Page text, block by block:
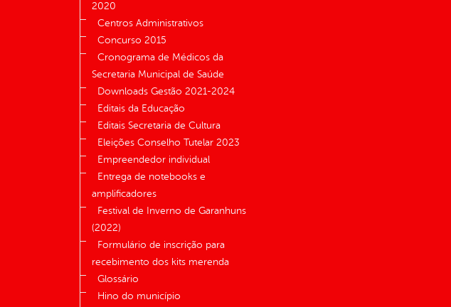
2020
Centros Administrativos
Concurso 2015
Cronograma de Médicos da
Secretaria Municipal de Saúde
Downloads Gestão 2021-2024
Editais da Educação
Editais Secretaria de Cultura
Eleições Conselho Tutelar 2023
Empreendedor individual
Entrega de notebooks e
amplificadores
Festival de Inverno de Garanhuns
(2022)
Formulário de inscrição para
recebimento dos kits merenda
Glossário
Hino do município